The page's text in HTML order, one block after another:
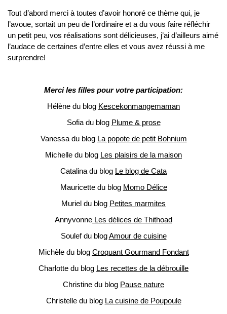
Tout d’abord merci à toutes d’avoir honoré ce thème qui, je
l’avoue, sortait un peu de l’ordinaire et a du vous faire réfléchir
un petit peu, vos réalisations sont délicieuses, j’ai d’ailleurs aimé
l’audace de certaines d’entre elles et vous avez réussi à me
surprendre!
Merci les filles pour votre participation:
Hélène du blog Kescekonmangemaman
Sofia du blog Plume & prose
Vanessa du blog La popote de petit Bohnium
Michelle du blog Les plaisirs de la maison
Catalina du blog Le blog de Cata
Mauricette du blog Momo Délice
Muriel du blog Petites marmites
Annyvonne Les délices de Thithoad
Soulef du blogAmour de cuisine
Michèle du blog Croquant Gourmand Fondant
Charlotte du blog Les recettes de la débrouille
Christine du blog Pause nature
Christelle du blog La cuisine de Poupoule